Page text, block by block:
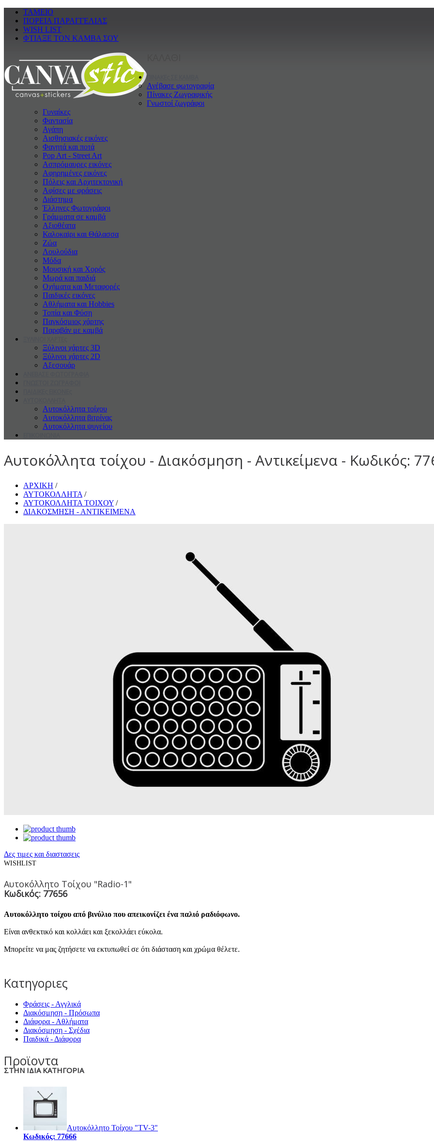
ΤΑΜΕΙΟ
ΠΟΡΕΙΑ ΠΑΡΑΓΓΕΛΙΑΣ
WISH LIST
ΦΤΙΑΞΕ ΤΟΝ ΚΑΜΒΑ ΣΟΥ
Ανέβασε φωτογραφία
Πίνακες Ζωγραφικής
Γνωστοί ζωγράφοι
Γυναίκες
Φαντασία
Αγάπη
Αισθησιακές εικόνες
Φαγητά και ποτά
Pop Art - Street Art
Ασπρόμαυρες εικόνες
Αφηρημένες εικόνες
Πόλεις και Αρχιτεκτονική
Αφίσες με φράσεις
Διάστημα
Έλληνες Φωτογράφοι
Γράμματα σε καμβά
Αξιοθέατα
Καλοκαiρι και Θάλασσα
Ζώα
Λουλούδια
Μόδα
Μουσική και Χορός
Μωρά και παιδιά
Οχήματα και Μεταφορές
Παιδικές εικόνες
Αθλήματα και Hobbies
Τοπία και Φύση
Παγκόσμιος χάρτης
Παραβάν με καμβά
Ξύλινοι χάρτες 3D
Ξύλινοι χάρτες 2D
Αξεσουάρ
Αυτοκόλλητα τοίχου
Αυτοκόλλητα βιτρίνας
Αυτοκόλλητα ψυγείου
Αυτοκόλλητα τοίχου - Διακόσμηση - Αντικείμενα - Κωδικός:
ΑΡΧΙΚΗ /
ΑΥΤΟΚΟΛΛΗΤΑ /
ΑΥΤΟΚΟΛΛΗΤΑ ΤΟΙΧΟΥ /
ΔΙΑΚΟΣΜΗΣΗ - ΑΝΤΙΚΕΙΜΕΝΑ
Δες τιμες και διαστασεις
WISHLIST
Αυτοκόλλητο Τοίχου "Radio-1"
Κωδικός: 77656
Αυτοκόλλητο τοίχου από βινύλιο που απεικονίζει ένα παλιό ραδιόφωνο.
Είναι ανθεκτικό και κολλάει και ξεκολλάει εύκολα.
Μπορείτε να μας ζητήσετε να εκτυπωθεί σε ότι διάσταση και χρώμα θέλετε.
Κατηγοριες
Φράσεις - Αγγλικά
Διακόσμηση - Πρόσωπα
Διάφορα - Αθλήματα
Διακόσμηση - Σχέδια
Παιδικά - Διάφορα
Προϊοντα
ΣΤΗΝ ΙΔΙΑ ΚΑΤΗΓΟΡΙΑ
Αυτοκόλλητο Τοίχου "TV-3"
Κωδικός: 77666